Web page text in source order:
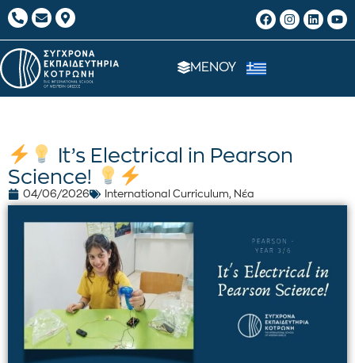
ΜΕΝΟΥ
It’s Electrical in Pearson
Science!
04/06/2026 International Curriculum, Νέα